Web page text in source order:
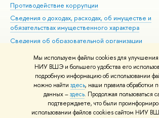
Мы используем файлы cookies для улучшения
НИУ ВШЭ и большего удобства его
подробную информацию об использовании
можно найти здесь, наши правила обработки
данных –здесь. Продолжая пользоваться
подтверждаете, что были
использовании файлов cookies сайтом НИУ
Противодействие коррупции
Сведения о доходах, расходах, об имуществе и
обязательствах имущественного характера
Сведения об образовательной организации
Людям с ограниченными возможностями здоровья
Единая платежная страница
Работа в Вышке
© НИУ ВШЭ 1993–2026 Адреса и контакты